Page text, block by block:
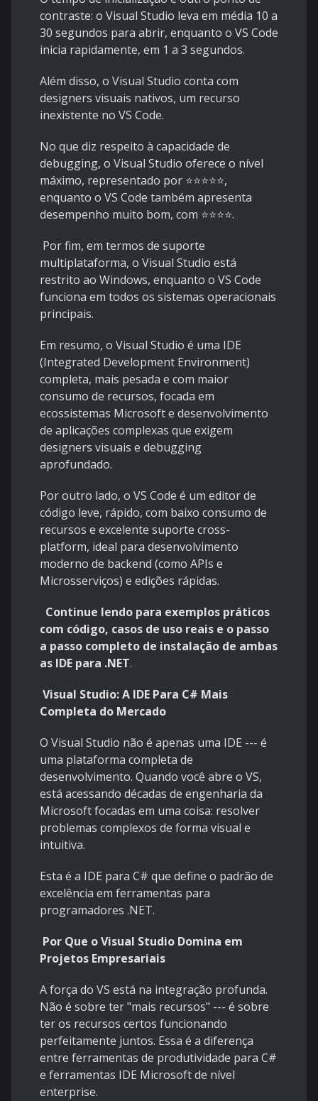
contraste: o Visual Studio leva em média 10 a
30 segundos para abrir, enquanto o VS Code
inicia rapidamente, em 1 a 3 segundos.
Além disso, o Visual Studio conta com
designers visuais nativos, um recurso
inexistente no VS Code.
No que diz respeito à capacidade de
debugging, o Visual Studio oferece o nível
máximo, representado por ⭐⭐⭐⭐⭐,
enquanto o VS Code também apresenta
desempenho muito bom, com ⭐⭐⭐⭐.
Por fim, em termos de suporte
multiplataforma, o Visual Studio está
restrito ao Windows, enquanto o VS Code
funciona em todos os sistemas operacionais
principais.
Em resumo, o Visual Studio é uma IDE
(Integrated Development Environment)
completa, mais pesada e com maior
consumo de recursos, focada em
ecossistemas Microsoft e desenvolvimento
de aplicações complexas que exigem
designers visuais e debugging
aprofundado.
Por outro lado, o VS Code é um editor de
código leve, rápido, com baixo consumo de
recursos e excelente suporte cross-
platform, ideal para desenvolvimento
moderno de backend (como APIs e
Microsserviços) e edições rápidas.
Continue lendo para exemplos práticos
com código, casos de uso reais e o passo
a passo completo de instalação de ambas
as IDE para .NET.
Visual Studio: A IDE Para C# Mais
Completa do Mercado
O Visual Studio não é apenas uma IDE --- é
uma plataforma completa de
desenvolvimento. Quando você abre o VS,
está acessando décadas de engenharia da
Microsoft focadas em uma coisa: resolver
problemas complexos de forma visual e
intuitiva.
Esta é a IDE para C# que define o padrão de
excelência em ferramentas para
programadores .NET.
Por Que o Visual Studio Domina em
Projetos Empresariais
A força do VS está na integração profunda.
Não é sobre ter "mais recursos" --- é sobre
ter os recursos certos funcionando
perfeitamente juntos. Essa é a diferença
entre ferramentas de produtividade para C#
e ferramentas IDE Microsoft de nível
enterprise.